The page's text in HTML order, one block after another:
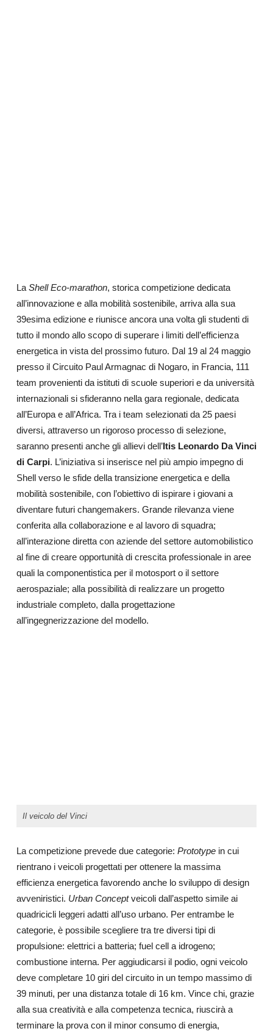
La Shell Eco-marathon, storica competizione dedicata
all’innovazione e alla mobilità sostenibile, arriva alla sua
39esima edizione e riunisce ancora una volta gli studenti di
tutto il mondo allo scopo di superare i limiti dell’efficienza
energetica in vista del prossimo futuro. Dal 19 al 24 maggio
presso il Circuito Paul Armagnac di Nogaro, in Francia, 111
team provenienti da istituti di scuole superiori e da università
internazionali si sfideranno nella gara regionale, dedicata
all’Europa e all’Africa. Tra i team selezionati da 25 paesi
diversi, attraverso un rigoroso processo di selezione,
saranno presenti anche gli allievi dell’Itis Leonardo Da Vinci
di Carpi. L’iniziativa si inserisce nel più ampio impegno di
Shell verso le sfide della transizione energetica e della
mobilità sostenibile, con l’obiettivo di ispirare i giovani a
diventare futuri changemakers. Grande rilevanza viene
conferita alla collaborazione e al lavoro di squadra;
all’interazione diretta con aziende del settore automobilistico
al fine di creare opportunità di crescita professionale in aree
quali la componentistica per il motosport o il settore
aerospaziale; alla possibilità di realizzare un progetto
industriale completo, dalla progettazione
all’ingegnerizzazione del modello.
Il veicolo del Vinci
La competizione prevede due categorie: Prototypein cui
rientrano i veicoli progettati per ottenere la massima
efficienza energetica favorendo anche lo sviluppo di design
avveniristici. Urban Conceptveicoli dall’aspetto simile ai
quadricicli leggeri adatti all’uso urbano. Per entrambe le
categorie, è possibile scegliere tra tre diversi tipi di
propulsione: elettrici a batteria; fuel cell a idrogeno;
combustione interna. Per aggiudicarsi il podio, ogni veicolo
deve completare 10 giri del circuito in un tempo massimo di
39 minuti, per una distanza totale di 16 km. Vince chi, grazie
alla sua creatività e alla competenza tecnica, riuscirà a
terminare la prova con il minor consumo di energia,